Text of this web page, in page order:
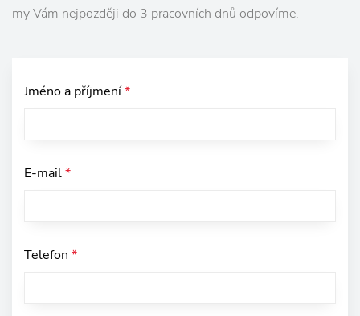
my Vám nejpozději do 3 pracovních dnů odpovíme.
Jméno a příjmení*
E-mail*
Telefon *